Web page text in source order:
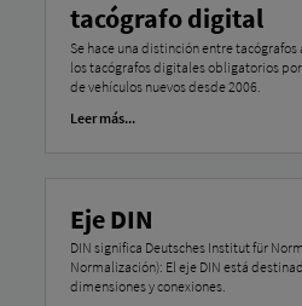
tacógrafo digital
Se hace una distinción entre
los tacógrafos digitales obligatorios
de vehículos nuevos desde 2006.
Leer más...
Eje DIN
DIN significa Deutsches Institut für
Normalización): El eje DIN está
dimensiones y conexiones.